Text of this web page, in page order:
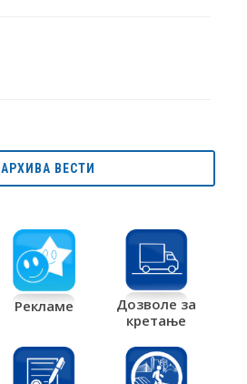
АРХИВА ВЕСТИ
Рекламе
Дозволе за
кретање